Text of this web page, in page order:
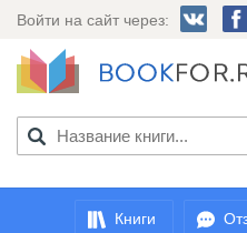
Войти на сайт через:
Книги